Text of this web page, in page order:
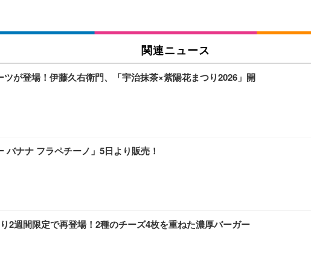
関連ニュース
が登場！伊藤久右衛門、「宇治抹茶×紫陽花まつり2026」開
ナナ フラペチーノ」5日より販売！
2週間限定で再登場！2種のチーズ4枚を重ねた濃厚バーガー